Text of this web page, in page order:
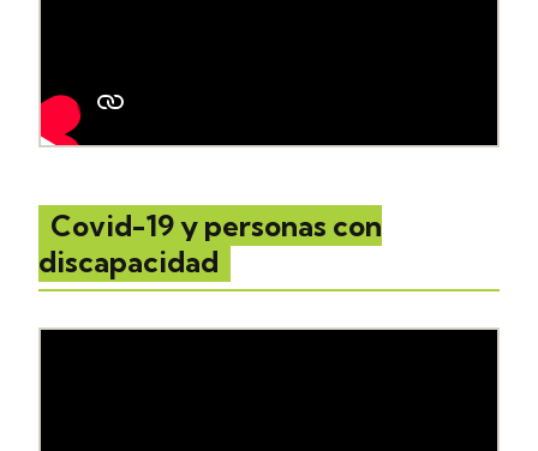
Covid-19 y personas con
discapacidad